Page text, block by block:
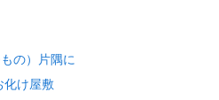
の）片隅に
化け屋敷